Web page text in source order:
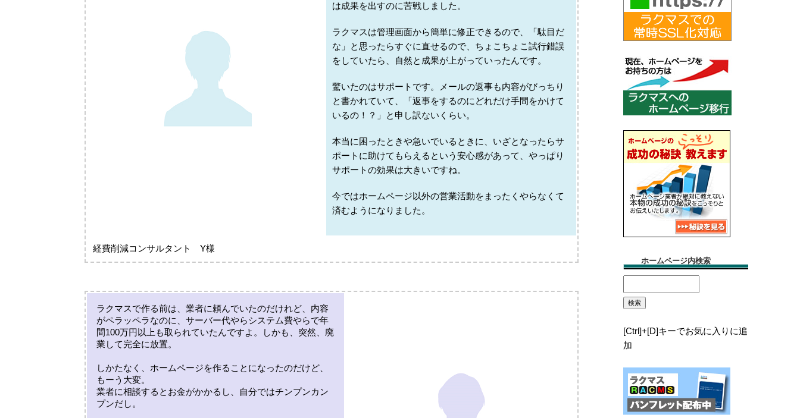
は成果を出すのに苦戦しました。
ラクマスは管理画面から簡単に修正できるので、「駄目だ
な」と思ったらすぐに直せるので、ちょこちょこ試行錯誤
をしていたら、自然と成果が上がっていったんです。
驚いたのはサポートです。メールの返事も内容がびっちり
と書かれていて、「返事をするのにどれだけ手間をかけて
いるの！？」と申し訳ないくらい。
本当に困ったときや急いでいるときに、いざとなったらサ
ポートに助けてもらえるという安心感があって、やっぱり
サポートの効果は大きいですね。
今ではホームページ以外の営業活動をまったくやらなくて
済むようになりました。
経費削減コンサルタント Y様
ラクマスで作る前は、業者に頼んでいたのだけれど、内容
がペラッペラなのに、サーバー代やらシステム費やらで年
間100万円以上も取られていたんですよ。しかも、突然、廃
業して完全に放置。
しかたなく、ホームページを作ることになったのだけど、
もーう大変。
業者に相談するとお金がかかるし、自分ではチンプンカン
プンだし。
ホームページ内検索
[Ctrl]+[D]キーでお気に入りに追
加